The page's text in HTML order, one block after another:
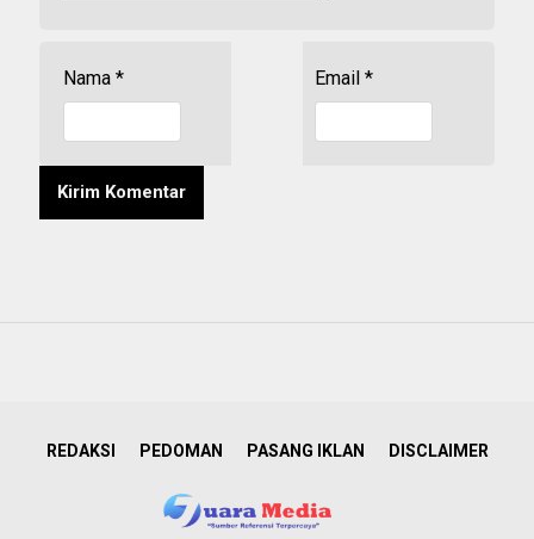
Nama * Email *
REDAKSI PEDOMAN PASANG IKLAN DISCLAIMER